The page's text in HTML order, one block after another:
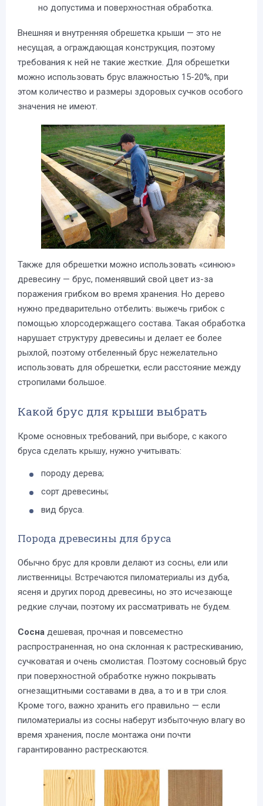
но допустима и поверхностная обработка.
Внешняя и внутренняя обрешетка крыши — это не
несущая, а ограждающая конструкция, поэтому
требования к ней не такие жесткие. Для обрешетки
можно использовать брус влажностью 15-20%, при
этом количество и размеры здоровых сучков особого
значения не имеют.
Также для обрешетки можно использовать «синюю»
древесину — брус, поменявший свой цвет из-за
поражения грибком во время хранения. Но дерево
нужно предварительно отбелить: выжечь грибок с
помощью хлорсодержащего состава. Такая обработка
нарушает структуру древесины и делает ее более
рыхлой, поэтому отбеленный брус нежелательно
использовать для обрешетки, если расстояние между
стропилами большое.
Какой брус для крыши выбрать
Кроме основных требований, при выборе, с какого
бруса сделать крышу, нужно учитывать:
породу дерева;
сорт древесины;
вид бруса.
Порода древесины для бруса
Обычно брус для кровли делают из сосны, ели или
лиственницы. Встречаются пиломатериалы из дуба,
ясеня и других пород древесины, но это исчезающе
редкие случаи, поэтому их рассматривать не будем.
Сосна дешевая, прочная и повсеместно
распространенная, но она склонная к растрескиванию,
сучковатая и очень смолистая. Поэтому сосновый брус
при поверхностной обработке нужно покрывать
огнезащитными составами в два, а то и в три слоя.
Кроме того, важно хранить его правильно — если
пиломатериалы из сосны наберут избыточную влагу во
время хранения, после монтажа они почти
гарантированно растрескаются.